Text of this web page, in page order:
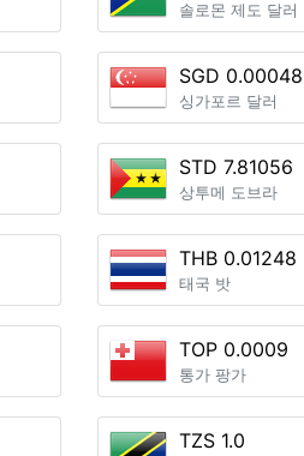
솔로몬 제도 달러
SGD 0.00048
싱가포르 달러
STD 7.81056
상투메 도브라
THB 0.01248
태국 밧
TOP 0.0009
통가 팡가
TZS 1.0